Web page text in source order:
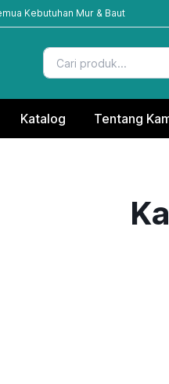
Kebutuhan Mur & Baut
Katalog Tentang